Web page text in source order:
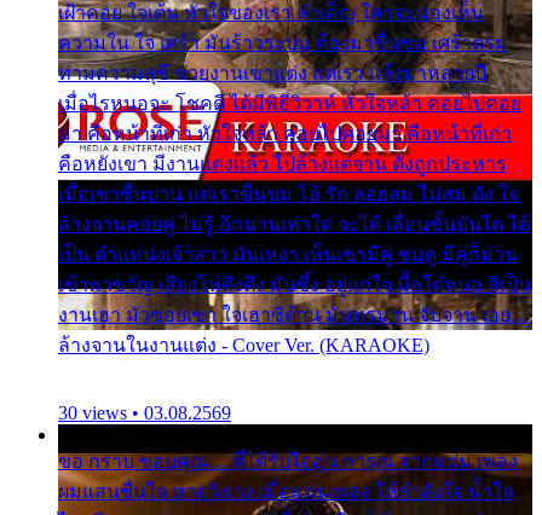
เฝ้าคอย ใจเต้น หัวใจของเรา ลำเค็ญ ใครจะมองเห็น
ความใน ใจ เศร้า มันร้าวระบม ต้องมาขื่นขม เศร้าตรม
ท่ามความสุขี ช่วยงานเขาแต่ง แต่เรา แล้งมาหลายปี
เมื่อไรหนอจะ โชคดี ได้มีพิธีวิวาห์ หัวใจหล้า คอยไปคอย
มา คือหน้าที่เก่า หัวใจหล้า คอยไปคอยมา คือหน้าที่เก่า
คือหยังเขา มีงานแต่งแล้ว ไปล้างแต่จาน ดั่งถูกประหาร
เมื่อเขาชื่นบาน แต่เราขื่นขม โอ้ รัก ลอยลม ไม่สม ดัง ใจ
ล้างจานคอยคู่ ไม่รู้ อีกนานเท่าใด จะได้ เลื่อนขั้นบันได ได้
เป็น ตำแหน่งเจ้าสาว มันเหงา เห็นเขามีคู่ ซมดู มีคู่ก็ม่วน
เข้าพาขวัญ เสียงโห่ตึงตึง มันซึ้ง อยู่แก่ใจ มื้อใด๋หนอ สิเป็น
งานเฮา มัวซอยเขา ใจเฮาซิด้าน มันทรมาน จับจาน เอย…
ล้างจานในงานแต่ง - Cover Ver. (KARAOKE)
30 views • 03.08.2569
ขอ กราบ ขอบคุณ.... ที่ได้รับไออุ่น การุณ จากแฟน เพลง
ผมแสนชื่นใจ หายวังเวง เมื่อแฟนเพลง ให้กำลังใจ น้ำใจ